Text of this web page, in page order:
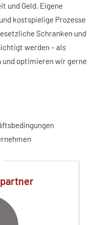
und Geld. Eigene
kostspielige Prozesse
Schranken und
werden – als
optimieren wir gerne